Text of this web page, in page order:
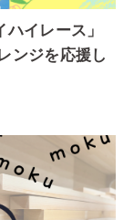
イレース」
ンジを応援し